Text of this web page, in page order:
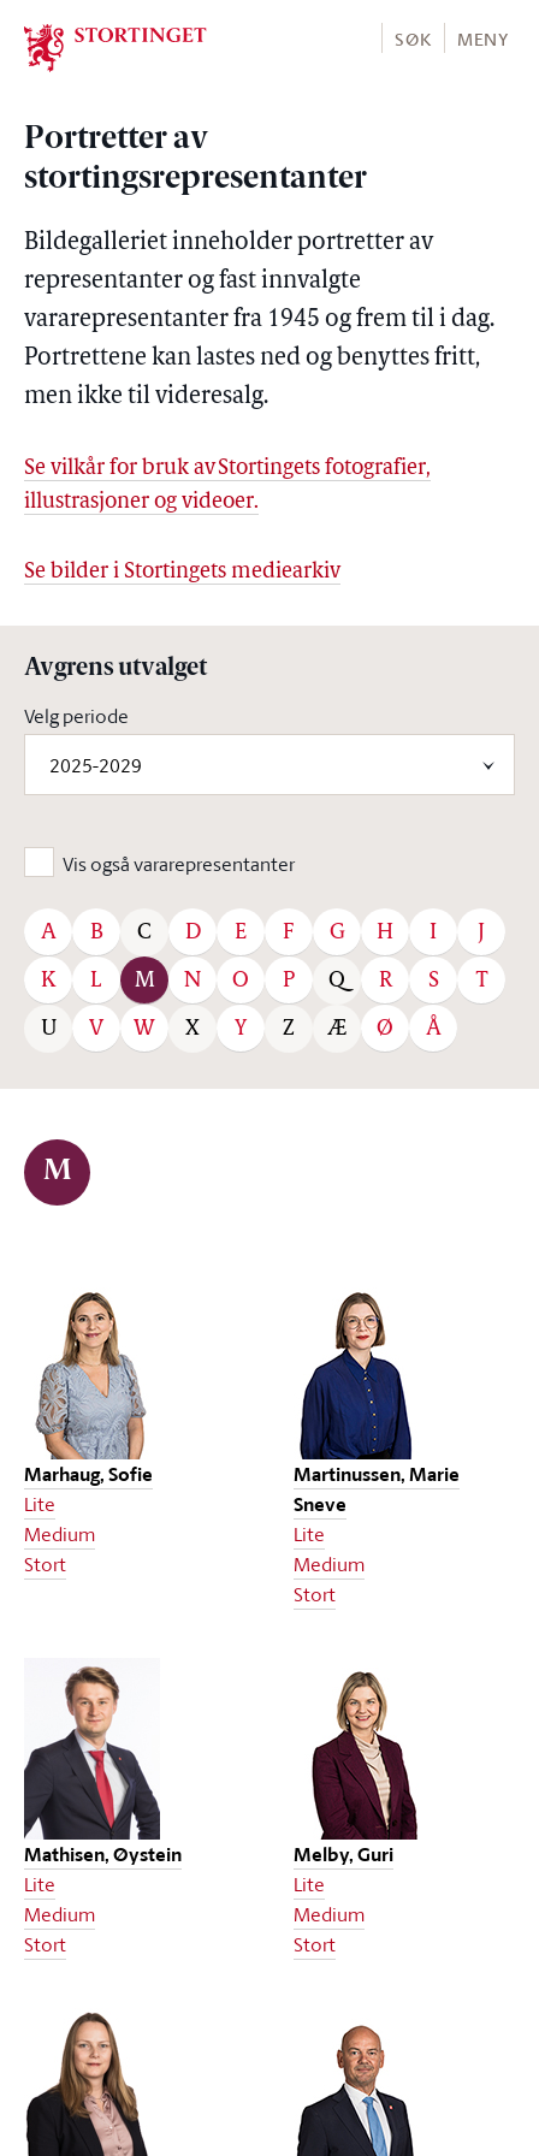
Stortinget.no
SØK MENY
Portretter av
stortingsrepresentanter
Bildegalleriet inneholder portretter av
representanter og fast innvalgte
vararepresentanter fra 1945 og frem til i dag.
Portrettene kan lastes ned og benyttes fritt,
men ikke til videresalg.
Se vilkår for bruk av Stortingets fotografier,
illustrasjoner og videoer.
Se bilder i Stortingets mediearkiv
Avgrens utvalget
Velg periode
2025-2029
Vis også vararepresentanter
A B C D E F G H I J
K L M N O P Q R S T
U V W X Y Z Æ Ø Å
M
Marhaug, Sofie
Lite
Medium
Stort
Martinussen, Marie
Sneve
Lite
Medium
Stort
Mathisen, Øystein
Lite
Medium
Stort
Melby, Guri
Lite
Medium
Stort